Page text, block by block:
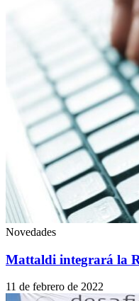
Novedades
Mattaldi integrará la
11 de febrero de 2022